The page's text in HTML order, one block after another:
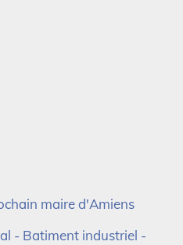
maire d'Amiens
- Batiment industriel -